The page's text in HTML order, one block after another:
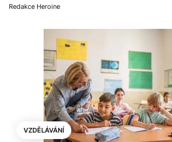
Redakce Heroine
VZDĚLÁVÁNÍ